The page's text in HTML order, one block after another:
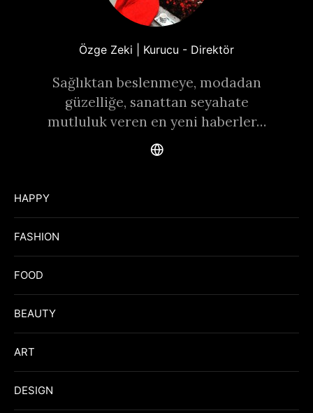
Özge Zeki | Kurucu - Direktör
Sağlıktan beslenmeye, modadan
güzelliğe, sanattan seyahate
mutluluk veren en yeni haberler…
HAPPY
FASHION
FOOD
BEAUTY
ART
DESIGN